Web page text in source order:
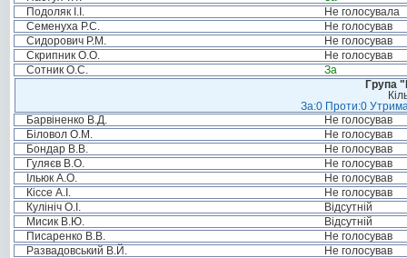
Подоляк І.І.
Не голосувала
Семенуха Р.С.
Не голосував
Сидорович Р.М.
Не голосував
Скрипник О.О.
Не голосував
Сотник О.С.
За
Група
За:0 Проти:0
Барвіненко В.Д.
Не голосував
Біловол О.М.
Не голосував
Бондар В.В.
Не голосував
Гуляєв В.О.
Не голосував
Ільюк А.О.
Не голосував
Кіссе А.І.
Не голосував
Кулініч О.І.
Відсутній
Мисик В.Ю.
Відсутній
Писаренко В.В.
Не голосував
Развадовський В.Й.
Не голосував